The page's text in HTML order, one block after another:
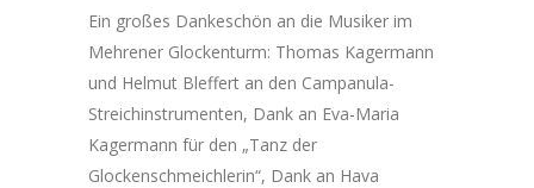
Ein großes Dankeschön an die Musiker im
Mehrener Glockenturm: Thomas Kagermann
und Helmut Bleffert an den Campanula-
Streichinstrumenten, Dank an Eva-Maria
Kagermann für den „Tanz der
Glockenschmeichlerin“, Dank an Hava